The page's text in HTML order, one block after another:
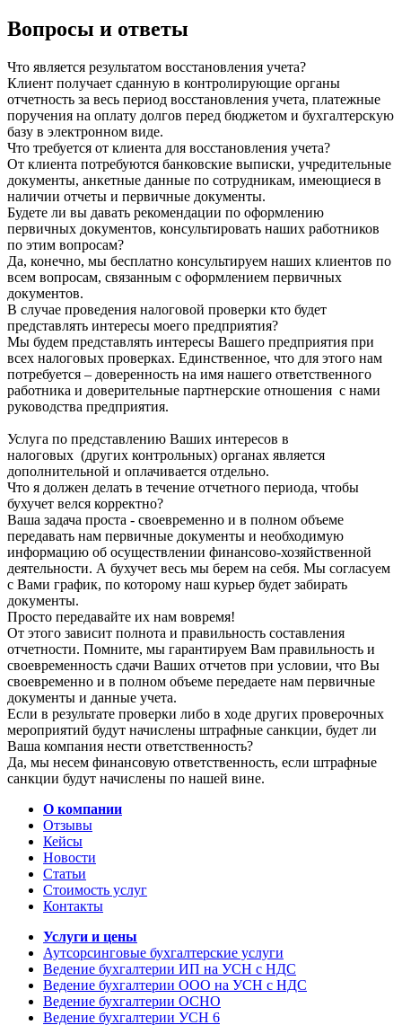
Вопросы и ответы
Что является результатом восстановления учета?
Клиент получает сданную в контролирующие органы
отчетность за весь период восстановления учета, платежные
поручения на оплату долгов перед бюджетом и бухгалтерскую
базу в электронном виде.
Что требуется от клиента для восстановления учета?
От клиента потребуются банковские выписки, учредительные
документы, анкетные данные по сотрудникам, имеющиеся в
наличии отчеты и первичные документы.
Будете ли вы давать рекомендации по оформлению
первичных документов, консультировать наших работников
по этим вопросам?
Да, конечно, мы бесплатно консультируем наших клиентов по
всем вопросам, связанным с оформлением первичных
документов.
В случае проведения налоговой проверки кто будет
представлять интересы моего предприятия?
Мы будем представлять интересы Вашего предприятия при
всех налоговых проверках. Единственное, что для этого нам
потребуется – доверенность на имя нашего ответственного
работника и доверительные партнерские отношения с нами
руководства предприятия.
Услуга по представлению Ваших интересов в
налоговых (других контрольных) органах является
дополнительной и оплачивается отдельно.
Что я должен делать в течение отчетного периода, чтобы
бухучет велся корректно?
Ваша задача проста - своевременно и в полном объеме
передавать нам первичные документы и необходимую
информацию об осуществлении финансово-хозяйственной
деятельности. А бухучет весь мы берем на себя. Мы согласуем
с Вами график, по которому наш курьер будет забирать
документы.
Просто передавайте их нам вовремя!
От этого зависит полнота и правильность составления
отчетности. Помните, мы гарантируем Вам правильность и
своевременность сдачи Ваших отчетов при условии, что Вы
своевременно и в полном объеме передаете нам первичные
документы и данные учета.
Если в результате проверки либо в ходе других проверочных
мероприятий будут начислены штрафные санкции, будет ли
Ваша компания нести ответственность?
Да, мы несем финансовую ответственность, если штрафные
санкции будут начислены по нашей вине.
О компании
Отзывы
Кейсы
Новости
Статьи
Стоимость услуг
Контакты
Услуги и цены
Аутсорсинговые бухгалтерские услуги
Ведение бухгалтерии ИП на УСН с НДС
Ведение бухгалтерии ООО на УСН с НДС
Ведение бухгалтерии ОСНО
Ведение бухгалтерии УСН 6